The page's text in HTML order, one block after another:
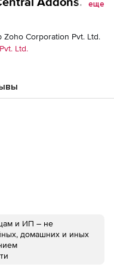
fee for 500
еще
Corporation Pvt. Ltd.
Ltd.
и ИП – не
домашних и иных